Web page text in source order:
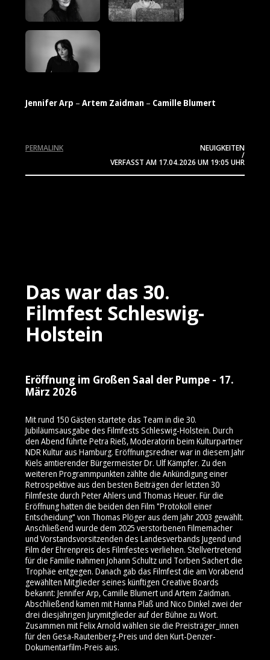
Jennifer Arp – Artem Zaidman – Camille Blumert
NEUIGKEITEN
/
VERFASST AM 17.04.2026 UM 19:05 UHR
PERMALINK
Das war das 30.
Filmfest Schleswig-
Holstein
Eröffnung im Großen Saal der Pumpe - 17.
März 2026
Mit rund 150 Gästen startete das Team in die 30.
Jubiläumsausgabe des Filmfests Schleswig-Holstein. Durch
den Abend führte Petra Rieß, Moderatorin beim Kulturpartner
NDR Kultur aus Hamburg. Eröffnungsredner war in diesem Jahr
Kiels amtierender Bürgermeister Dr. Ulf Kämpfer. Zu den
weiteren Programmpunkten zählte die Ankündigung einer
Retrospektive aus den besten Beiträgen der letzten 30
Filmfeste durch Peter Ahlers und Thomas Heuer. Für die
Eröffnung hatten die beiden den Film "Protokoll einer
Entscheidung" von Thomas Plöger aus dem Jahr 2003 gewählt.
Anschließend wurde dem 2025 verstorbenen Filmemacher
und Vorstandsvorsitzenden des Landesverbands Jugend und
Film der Ehrenpreis des Filmfestes verliehen. Stellvertretend
für die Familie nahmen Johann Schultz und Torben Sachert die
Trophäe entgegen. Danach gab das Filmfest die am Vorabend
gewählten Mitglieder seines künftigen Creative Boards
bekannt: Jennifer Arp, Camille Blumert und Artem Zaidman.
Abschließend kamen mit Hanna Plaß und Nico Dinkel zwei der
drei diesjährigen Jurymitglieder auf der Bühne zu Wort.
Zusammen mit Felix Arnold wählen sie die Preisträger_innen
für den Gesa-Rautenberg-Preis und den Kurt-Denzer-
Dokumentarfilm-Preis aus.